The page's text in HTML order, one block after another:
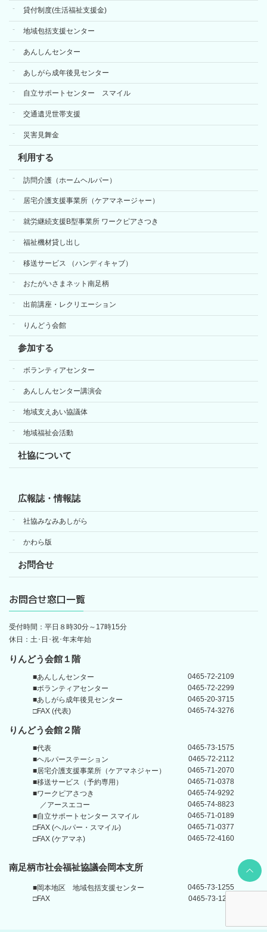
貸付制度(生活福祉支援金)
地域包括支援センター
あんしんセンター
あしがら成年後見センター
自立サポートセンター スマイル
交通遺児世帯支援
災害見舞金
利用する
訪問介護（ホームヘルパー）
居宅介護支援事業所（ケアマネージャー）
就労継続支援B型事業所 ワークピアさつき
福祉機材貸し出し
移送サービス （ハンディキャブ）
おたがいさまネット南足柄
出前講座・レクリエーション
りんどう会館
参加する
ボランティアセンター
あんしんセンター講演会
地域支えあい協議体
地域福祉会活動
社協について
広報誌・情報誌
社協みなみあしがら
かわら版
お問合せ
お問合せ窓口一覧
受付時間：平日８時30分～17時15分
休日：土･日･祝･年末年始
りんどう会館１階
■あんしんセンター
0465-72-2109
■ボランティアセンター
0465-72-2299
■あしがら成年後見センター
0465-20-3715
□FAX (代表)
0465-74-3276
りんどう会館 ２階
■代表
0465-73-1575
■ヘルパーステーション
0465-72-2112
■居宅介護支援事業所 （ケアマネジャー）
0465-71-2070
■移送サービス（予約専用）
0465-71-0378
■ワークピアさつき
0465-74-9292
／アースエコー
0465-74-8823
■自立サポートセンター スマイル
0465-71-0189
□FAX (ヘルパー・スマイル)
0465-71-0377
□FAX (ケアマネ)
0465-72-4160
南足柄市社会福祉協議会岡本支所
■岡本地区 地域包括支援センター
0465-73-1255
□FAX
0465-73-1211
Back